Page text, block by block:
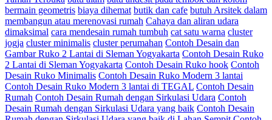
bermain geometris biaya dihemat butik dan cafe butuh Arsitek dalam
membangun atau merenovasi rumah Cahaya dan aliran udara
dimaksimal cara mendesain rumah tumbuh cat satu warna cluster
jogja cluster minimalis cluster perumahan Contoh Desain dan
Gambar Ruko 2 Lantai di Sleman Yogyakarta Contoh Desain Ruko
2 Lantai di Sleman Yogyakarta Contoh Desain Ruko hook Contoh
Desain Ruko Minimalis Contoh Desain Ruko Modern 3 lantai
Contoh Desain Ruko Modern 3 lantai di TEGAL Contoh Desain
Rumah Contoh Desain Rumah dengan Sirkulasi Udara Contoh
Desain Rumah dengan Sirkulasi Udara yang baik Contoh Desain